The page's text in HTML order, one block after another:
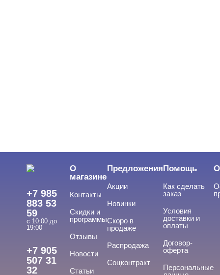
+7 985
883 53
59
с 10:00 до
19:00
+7 905
507 31
32
О
магазине
Контакты
Скидки и
программы
Отзывы
Новости
Статьи
Предложения
Акции
Новинки
Скоро в
продаже
Распродажа
Соцконтракт
Помощь
Как сделать
заказ
Условия
доставки и
оплаты
Договор-
оферта
Персональные